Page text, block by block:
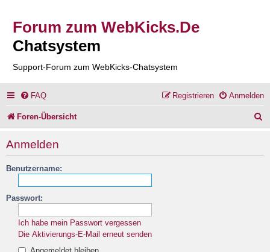
Forum zum WebKicks.De
Chatsystem
Support-Forum zum WebKicks-Chatsystem
FAQ Anmelden
Registrieren
Foren-Übersicht
Anmelden
Benutzername:
Passwort:
Ich habe mein Passwort vergessen
Die Aktivierungs-E-Mail erneut senden